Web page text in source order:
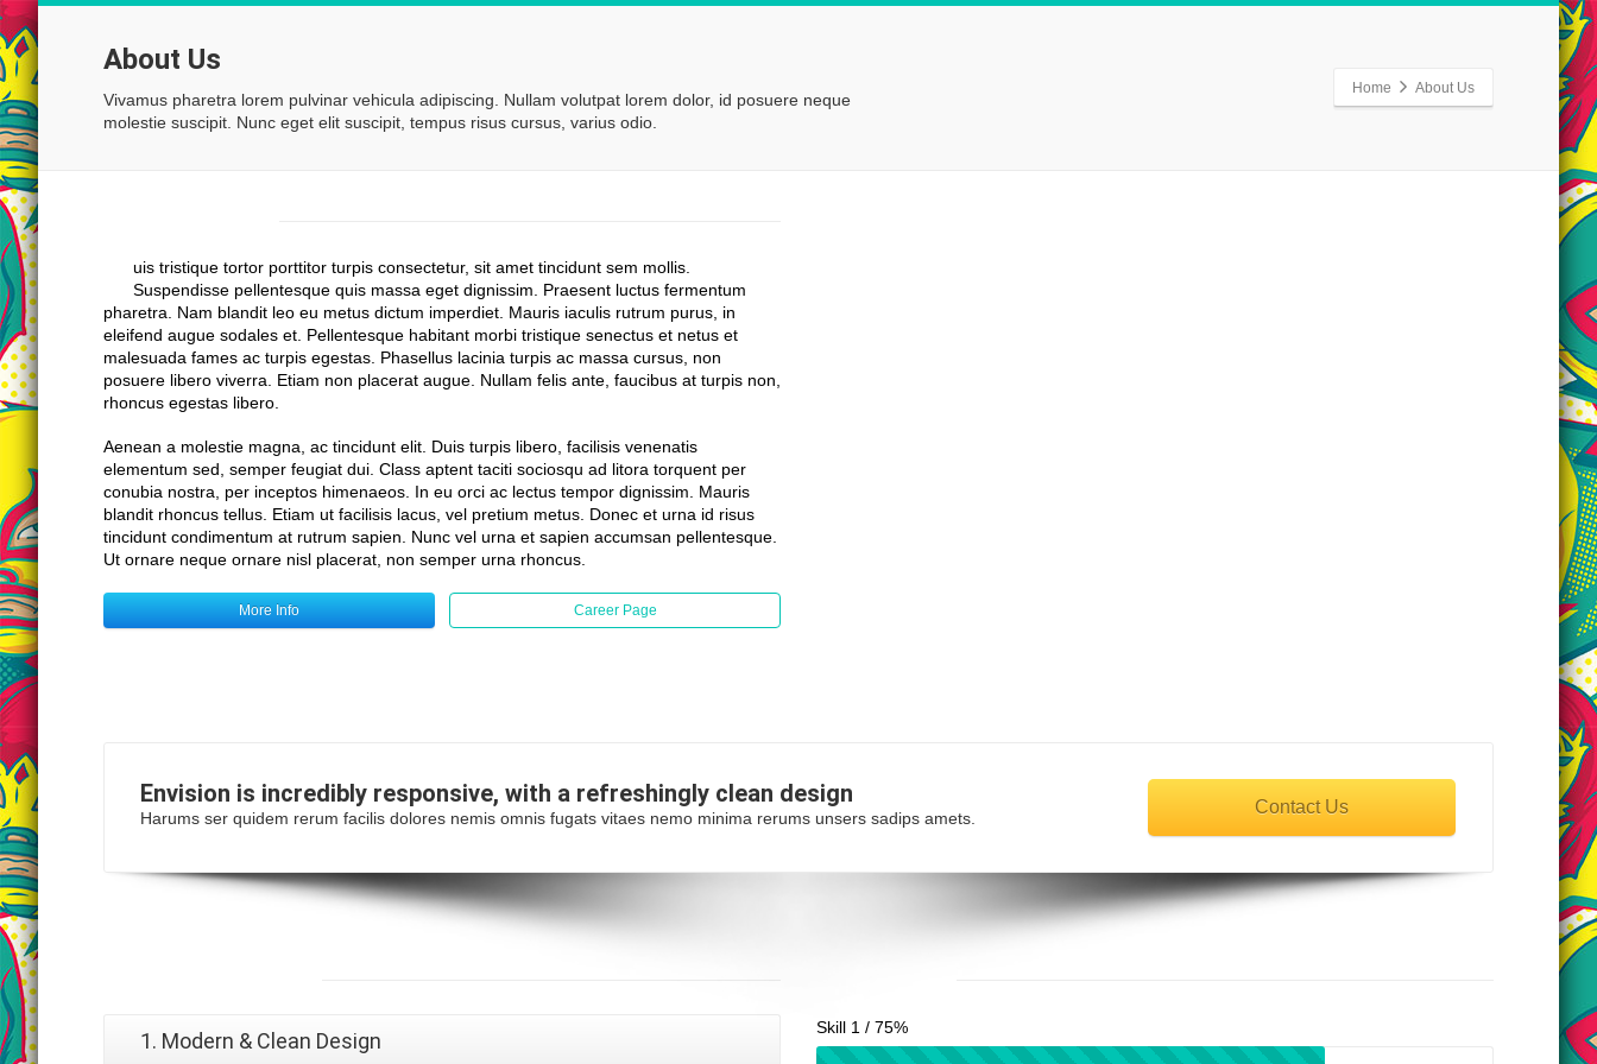
About Us
Vivamus pharetra lorem pulvinar vehicula adipiscing. Nullam volutpat lorem dolor, id posuere neque
molestie suscipit. Nunc eget elit suscipit, tempus risus cursus, varius odio.
Home About Us
uis tristique tortor porttitor turpis consectetur, sit amet tincidunt sem mollis.
Suspendisse pellentesque quis massa eget dignissim. Praesent luctus fermentum
pharetra. Nam blandit leo eu metus dictum imperdiet. Mauris iaculis rutrum purus, in
eleifend augue sodales et. Pellentesque habitant morbi tristique senectus et netus et
malesuada fames ac turpis egestas. Phasellus lacinia turpis ac massa cursus, non
posuere libero viverra. Etiam non placerat augue. Nullam felis ante, faucibus at turpis non,
rhoncus egestas libero.
Aenean a molestie magna, ac tincidunt elit. Duis turpis libero, facilisis venenatis
elementum sed, semper feugiat dui. Class aptent taciti sociosqu ad litora torquent per
conubia nostra, per inceptos himenaeos. In eu orci ac lectus tempor dignissim. Mauris
blandit rhoncus tellus. Etiam ut facilisis lacus, vel pretium metus. Donec et urna id risus
tincidunt condimentum at rutrum sapien. Nunc vel urna et sapien accumsan pellentesque.
Ut ornare neque ornare nisl placerat, non semper urna rhoncus.
More Info Career Page
Envision is incredibly responsive, with a refreshinglyclean design
Harums ser quidem rerum facilis dolores nemis omnis fugats vitaes nemo minima rerums unsers sadips amets.
Contact Us
1. Modern & Clean Design
Skill 1 / 75%